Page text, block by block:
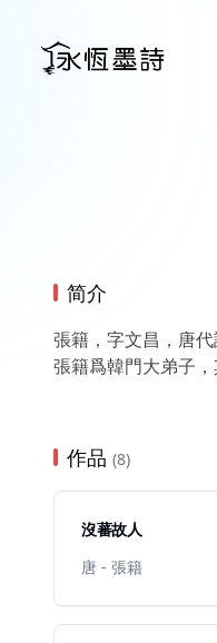
简介
張籍，字文昌，唐
張籍爲韓門大弟子
作品 (8)
沒蕃故人
唐 - 張籍